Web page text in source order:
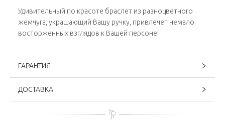
Удивительный по красоте браслет из разноцветного
жемчуга, украшающий Вашу ручку, привлечет немало
восторженных взглядов к Вашей персоне!
ГАРАНТИЯ
ДОСТАВКА